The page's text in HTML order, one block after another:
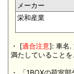
メーカー
栄和産業
・ [適合注意]: 車名.
満たしていることを
・ 「1BOXの荷室